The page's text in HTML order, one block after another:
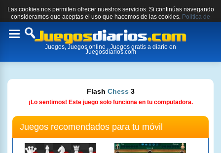
Las cookies nos permiten ofrecer nuestros servicios. Si continúas navegando
consideramos que aceptas el uso que hacemos de las cookies. Política de
cookies.
Toggle
Juegos, Juegos online , Juegos gratis a diario en
Juegosdiarios.com
Flash Chess 3
¡Lo sentimos! Este juego solo funciona en tu computadora.
Juegos recomendados para tu móvil